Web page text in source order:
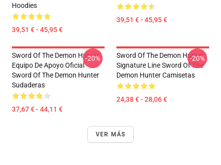
Hoodies
39,51 € - 45,95 €
39,51 € - 45,95 €
Sword Of The Demon Hunter
Equipo De Apoyo Oficial
Sword Of The Demon Hunter
Sudaderas
37,67 € - 44,11 €
-20%
Sword Of The Demon Hunter
Signature Line Sword Of The
Demon Hunter Camisetas
24,38 € - 28,06 €
-20%
VER MÁS